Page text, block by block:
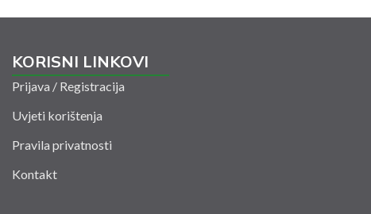
KORISNI LINKOVI
Prijava / Registracija
Uvjeti korištenja
Pravila privatnosti
Kontakt